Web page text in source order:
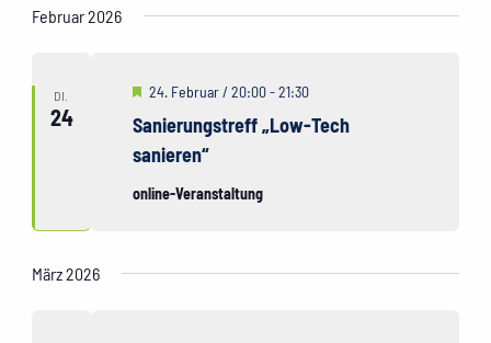
Februar 2026
DI.
24
Sanierungstreff „Low-Tech
sanieren“
Hervorgehoben
24. Februar / 20:00-21:30
online-Veranstaltung
März 2026